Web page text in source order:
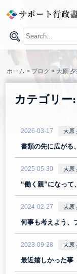
content
ホーム > ブログ > 大原
カテゴリー:
2026-03-17 大原
書類の先に広がる
2025-05-30 大原
“働く親”になって
2024-02-27 大原
何事も考えよう、
2023-09-28 大原
最近嬉しかった事